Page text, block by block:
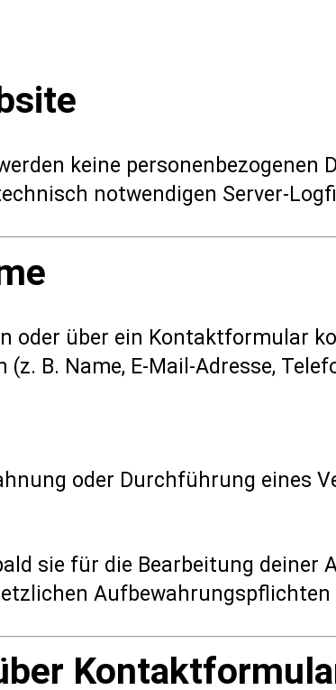
keine personenbezogenen
notwendigen Server-
oder über ein Kontaktformular
B. Name, E-Mail-Adresse,
oder Durchführung eines
sie für die Bearbeitung deiner
Aufbewahrungspflichten